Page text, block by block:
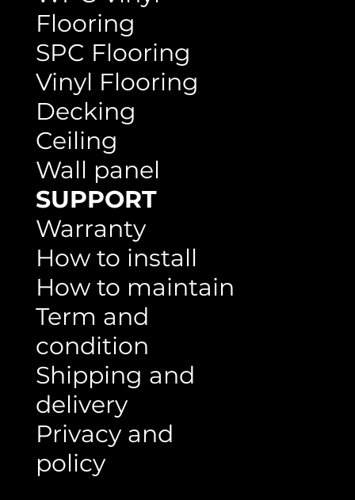
PRODUCT
WPC Vinyl
Flooring
SPC Flooring
Vinyl Flooring
Decking
Ceiling
Wall panel
SUPPORT
Warranty
How to install
How to maintain
Term and
condition
Shipping and
delivery
Privacy and